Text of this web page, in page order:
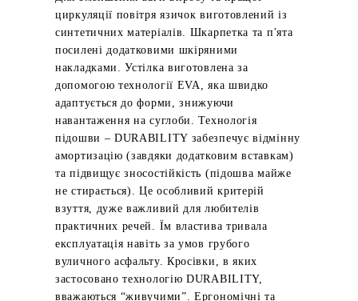
циркуляції повітря язичок виготовлений із
синтетичних матеріалів. Шкарпетка та п'ята
посилені додатковими шкіряними
накладками. Устілка виготовлена ​​за
допомогою технології EVA, яка швидко
адаптується до форми, знижуючи
навантаження на суглоби. Технологія
підошви – DURABILITY забезпечує відмінну
амортизацію (завдяки додатковим вставкам)
та підвищує зносостійкість (підошва майже
не стирається). Це особливий критерій
взуття, дуже важливий для любителів
практичних речей. Їм властива тривала
експлуатація навіть за умов грубого
вуличного асфальту. Кросівки, в яких
застосовано технологію DURABILITY,
вважаються “живучими”. Ергономічні та